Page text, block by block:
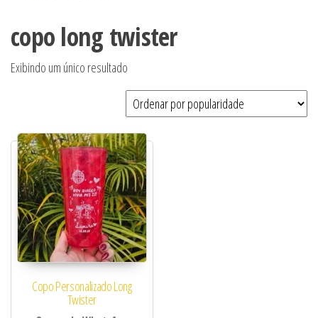
copo long twister
Exibindo um único resultado
Copo Personalizado Long
Twister